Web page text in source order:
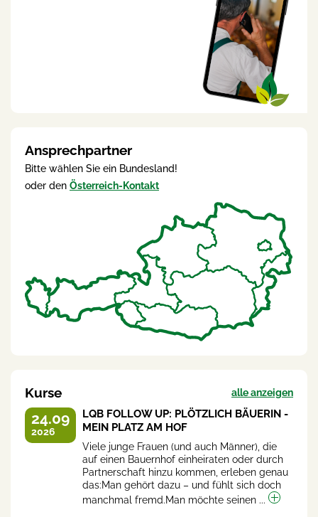
Ansprechpartner
Bitte wählen Sie ein Bundesland!
oder den Österreich-Kontakt
Kurse alle anzeigen
24.09
2026
LQB FOLLOW UP: PLÖTZLICH BÄUERIN -
MEIN PLATZ AM HOF
Viele junge Frauen (und auch Männer), die
auf einen Bauernhof einheiraten oder durch
Partnerschaft hinzu kommen, erleben genau
das:Man gehört dazu – und fühlt sich doch
manchmal fremd.Man möchte seinen ...